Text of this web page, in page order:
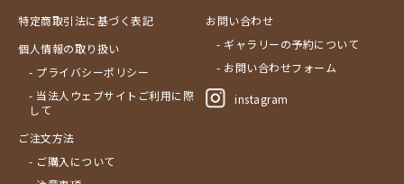
特定商取引法に基づく表記
個人情報の取り扱い
- プライバシーポリシー
- 当法人ウェブサイトご利用に際
して
ご注文方法
- ご購入について
お問い合わせ
- ギャラリーの予約について
- お問い合わせフォーム
instagram